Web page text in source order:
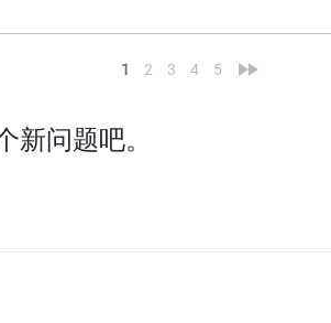
1 2 3 4 5
新问题吧。